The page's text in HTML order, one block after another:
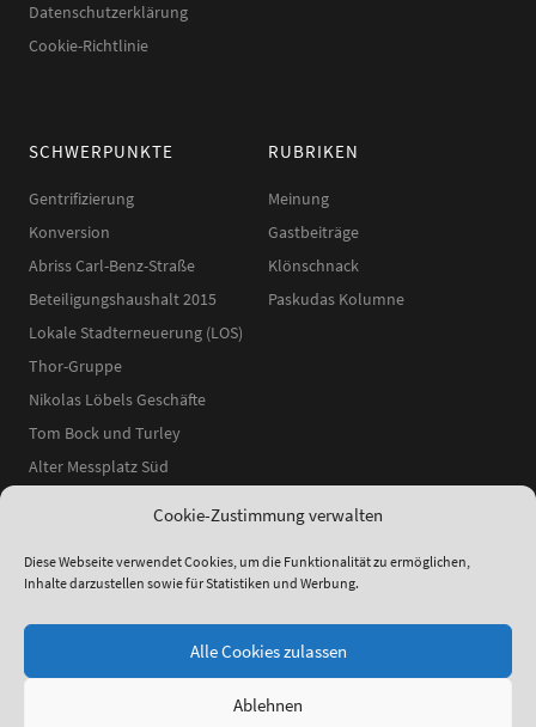
Cookie-Zustimmung verwalten
Diese Webseite verwendet Cookies, um die Funktionalität zu ermöglichen,
Inhalte darzustellen sowie für Statistiken und Werbung.
Alle Cookies zulassen
Ablehnen
Datenschutzerklärung
Cookie-Richtlinie
SCHWERPUNKTE
Gentrifizierung
Konversion
Abriss Carl-Benz-Straße
Beteiligungshaushalt 2015
Lokale Stadterneuerung (LOS)
Thor-Gruppe
Nikolas Löbels Geschäfte
Tom Bock und Turley
Alter Messplatz Süd
RUBRIKEN
Meinung
Gastbeiträge
Klönschnack
Paskudas Kolumne
Theme:Elmastudio